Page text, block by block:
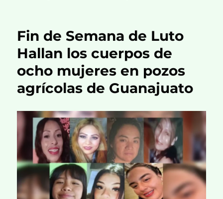
Fin de Semana de Luto
Hallan los cuerpos de
ocho mujeres en pozos
agrícolas de Guanajuato